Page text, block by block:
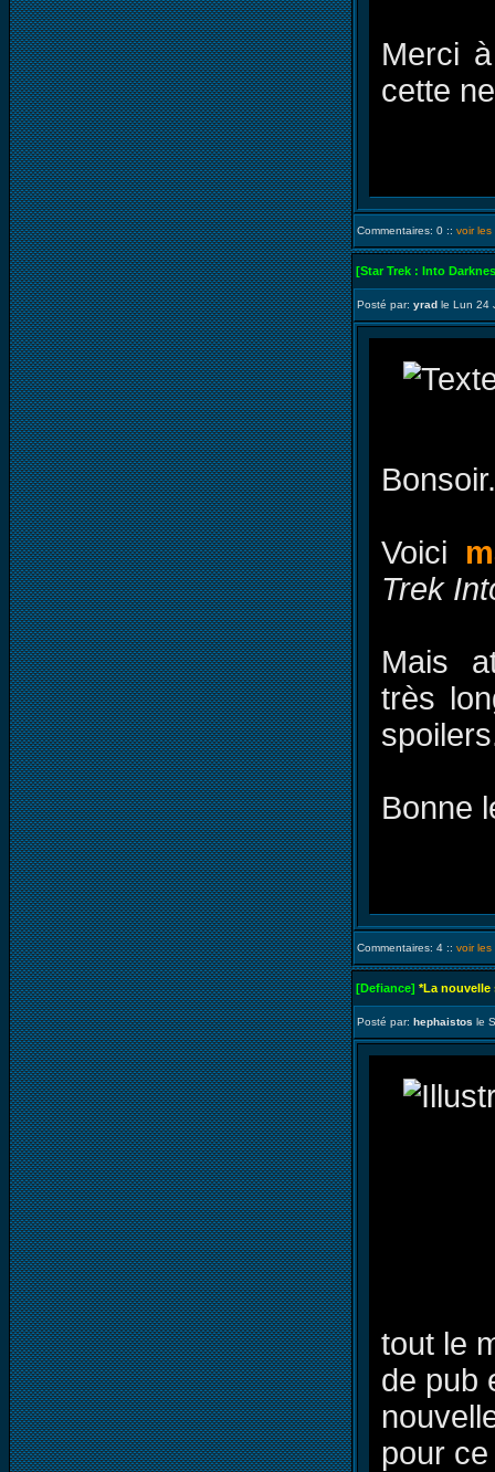
Merci
cette
Commentaires: 0 :: voir les
[Star Trek : Into
Posté par: yrad le Lun 24
Voici
Trek
Mais
très
Bonne
Commentaires: 4 :: voir les
[Defiance] *La nouvelle
Posté par: hephaistos le
tout le
de pub
pour